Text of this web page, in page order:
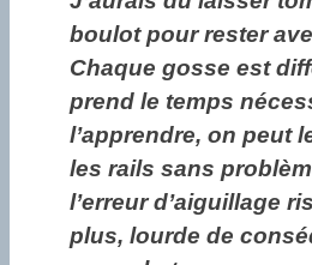
boulot pour rester
Chaque gosse est
prend le temps
l’apprendre, on peut
les rails sans
l’erreur d’aiguillage
plus, lourde de